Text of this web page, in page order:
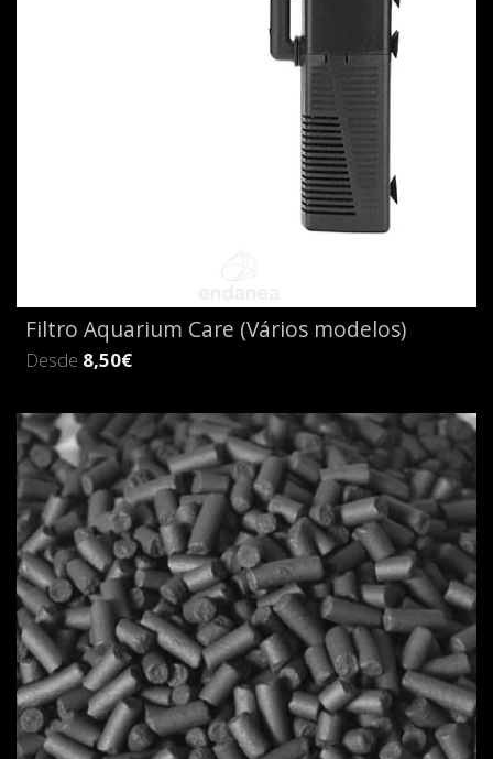
Filtro Aquarium Care (Vários modelos)
Desde 8,50€